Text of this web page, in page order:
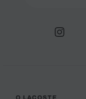
O LACOSTE